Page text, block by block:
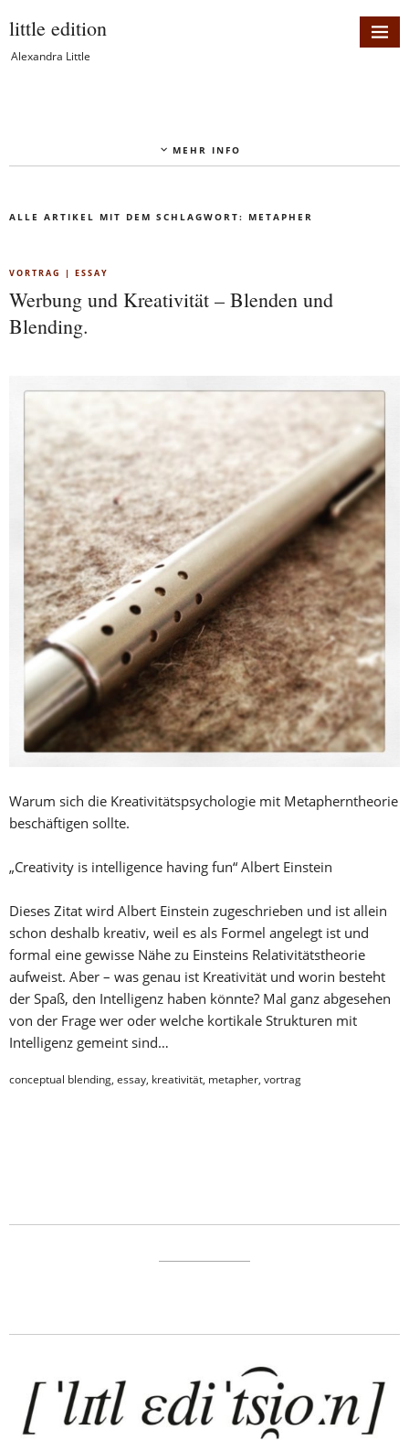
little edition
Alexandra Little
MEHR INFO
ALLE ARTIKEL MIT DEM SCHLAGWORT: METAPHER
VORTRAG | ESSAY
Werbung und Kreativität – Blenden und
Blending.
Warum sich die Kreativitätspsychologie mit Metapherntheorie
beschäftigen sollte.
„Creativity is intelligence having fun“ Albert Einstein
Dieses Zitat wird Albert Einstein zugeschrieben und ist allein
schon deshalb kreativ, weil es als Formel angelegt ist und
formal eine gewisse Nähe zu Einsteins Relativitätstheorie
aufweist. Aber – was genau ist Kreativität und worin besteht
der Spaß, den Intelligenz haben könnte? Mal ganz abgesehen
von der Frage wer oder welche kortikale Strukturen mit
Intelligenz gemeint sind…
conceptual blending, essay, kreativität, metapher, vortrag